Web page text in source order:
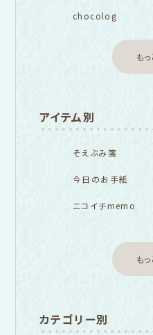
chocolog
も
アイテム別
そえぶみ箋
今日のお手紙
ニコイチmemo
も
カテゴリー別